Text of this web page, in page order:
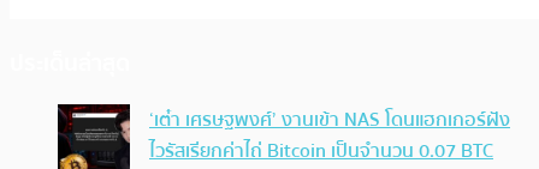
‘เต๋า เศรษฐพงศ์’ งานเข้า NAS โดนแฮกเกอร์ฝัง
ไวรัสเรียกค่าไถ่ Bitcoin เป็นจำนวน 0.07 BTC